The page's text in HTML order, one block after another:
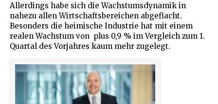
Allerdings habe sich die Wachstumsdynamik in
nahezu allen Wirtschaftsbereichen abgeflacht.
Besonders die heimische Industrie hat mit einem
realen Wachstum von plus 0,9 % im Vergleich zum 1.
Quartal des Vorjahres kaum mehr zugelegt.